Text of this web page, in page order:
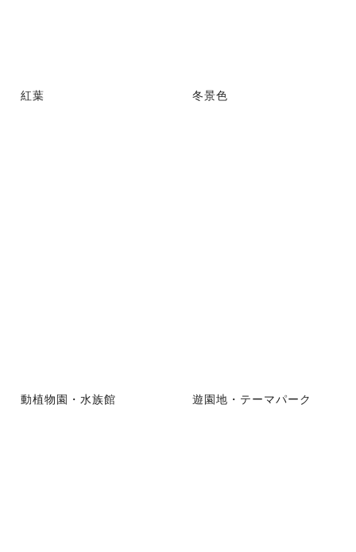
紅葉 冬景色
動植物園・水族館 遊園地・テーマパーク